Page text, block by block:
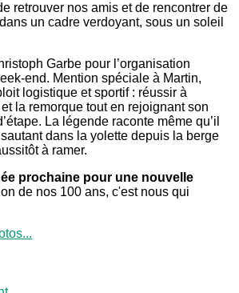
retrouver nos amis et de rencontrer de
un cadre verdoyant, sous un soleil
Garbe pour l’organisation
end. Mention spéciale à Martin,
logistique et sportif : réussir à
la remorque tout en rejoignant son
La légende raconte même qu’il
dans la yolette depuis la berge
à ramer.
prochaine pour une nouvelle
de nos 100 ans, c'est nous qui